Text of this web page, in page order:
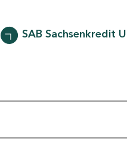
SAB Sachsenkredit